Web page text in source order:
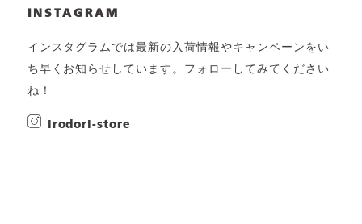
INSTAGRAM
インスタグラムでは最新の入荷情報やキャンペーンをい
ち早くお知らせしています。フォローしてみてください
ね！
irodori-store